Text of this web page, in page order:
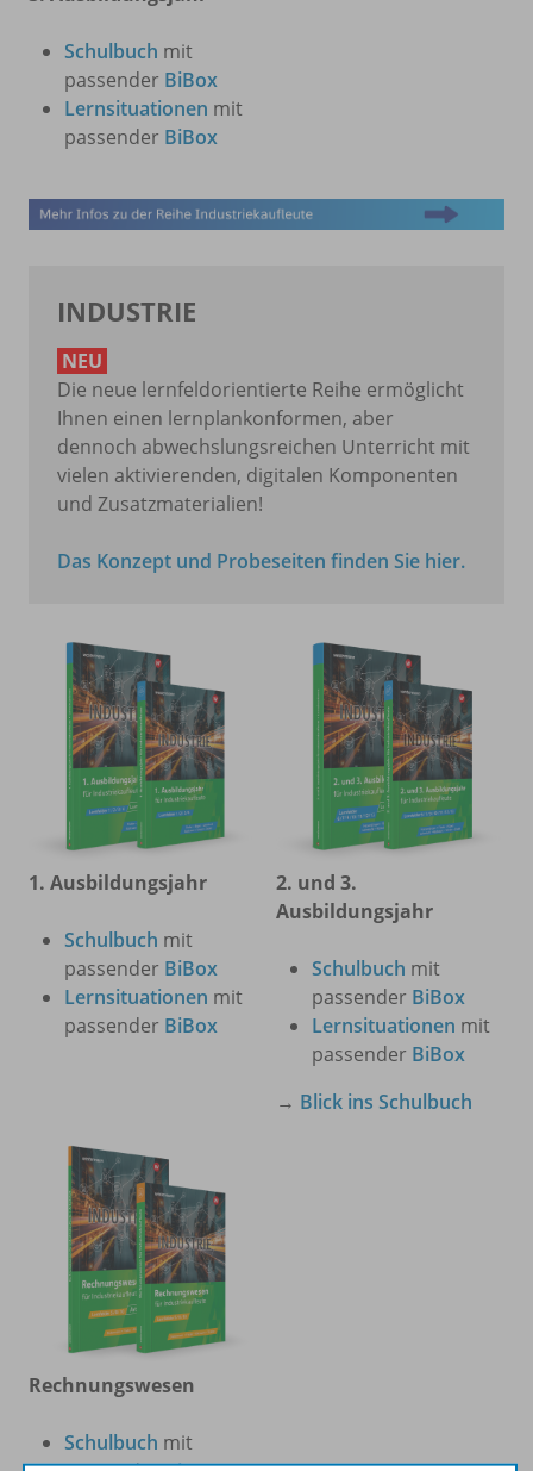
Schulbuch mit
passender BiBox
Lernsituationen mit
passender BiBox
INDUSTRIE
NEU
Die neue lernfeldorientierte Reihe ermöglicht
Ihnen einen lernplankonformen, aber
dennoch abwechslungsreichen Unterricht mit
vielen aktivierenden, digitalen Komponenten
und Zusatzmaterialien!
Das Konzept und Probeseiten finden Sie hier.
1. Ausbildungsjahr
Schulbuch mit
passender BiBox
Lernsituationen mit
passender BiBox
2. und 3.
Ausbildungsjahr
Schulbuch mit
passender BiBox
Lernsituationen mit
passender BiBox
→ Blick ins Schulbuch
Rechnungswesen
Schulbuch mit